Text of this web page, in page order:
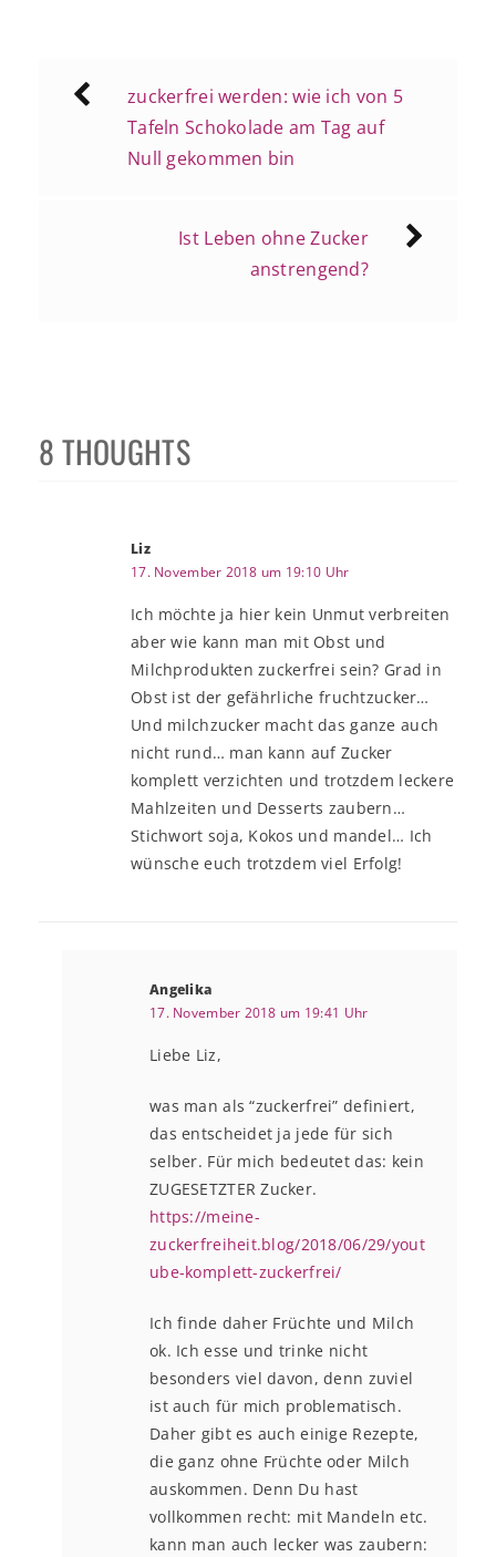
Beitragsnavigation
zuckerfrei werden: wie ich von 5
Tafeln Schokolade am Tag auf
Null gekommen bin
Ist Leben ohne Zucker
anstrengend?
8 THOUGHTS
Liz
17. November 2018 um 19:10 Uhr
Ich möchte ja hier kein Unmut verbreiten
aber wie kann man mit Obst und
Milchprodukten zuckerfrei sein? Grad in
Obst ist der gefährliche fruchtzucker…
Und milchzucker macht das ganze auch
nicht rund… man kann auf Zucker
komplett verzichten und trotzdem leckere
Mahlzeiten und Desserts zaubern…
Stichwort soja, Kokos und mandel… Ich
wünsche euch trotzdem viel Erfolg!
Angelika
17. November 2018 um 19:41 Uhr
Liebe Liz,
was man als “zuckerfrei” definiert,
das entscheidet ja jede für sich
selber. Für mich bedeutet das: kein
ZUGESETZTER Zucker.
https://meine-
zuckerfreiheit.blog/2018/06/29/yout
ube-komplett-zuckerfrei/
Ich finde daher Früchte und Milch
ok. Ich esse und trinke nicht
besonders viel davon, denn zuviel
ist auch für mich problematisch.
Daher gibt es auch einige Rezepte,
die ganz ohne Früchte oder Milch
auskommen. Denn Du hast
vollkommen recht: mit Mandeln etc.
kann man auch lecker was zaubern: